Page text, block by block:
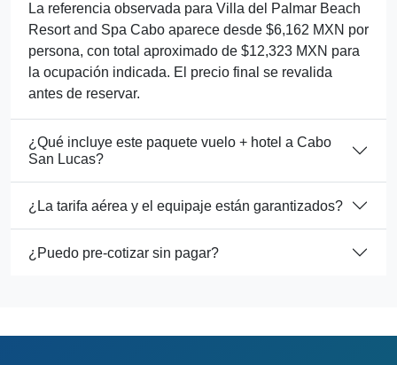
La referencia observada para Villa del Palmar Beach
Resort and Spa Cabo aparece desde $6,162 MXN por
persona, con total aproximado de $12,323 MXN para
la ocupación indicada. El precio final se revalida
antes de reservar.
¿Qué incluye este paquete vuelo + hotel a Cabo
San Lucas?
¿La tarifa aérea y el equipaje están garantizados?
¿Puedo pre-cotizar sin pagar?